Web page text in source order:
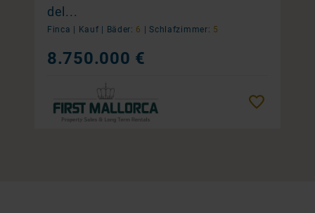
del...
Finca | Kauf Bäder: 6 Schlafzimmer: 5
8.750.000 €